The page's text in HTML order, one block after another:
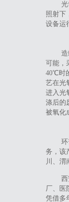
照射下
设备运
可能，
40℃时
艺在光
进入光
涤后的
被氧化
务，该
川、渭
厂、医
凭借多